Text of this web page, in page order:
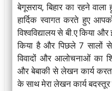
बेगूसराय, बिहार का रहने
हार्दिक स्वागत करते हुए
विश्वविद्यालय से बी.ए किया
किया है और पिछले 7 सालों
विवादों और आलोचनाओं का
और बेबाकी से लेखन कार्य
के साथ मेरा लेखन कार्य बदस्तूर